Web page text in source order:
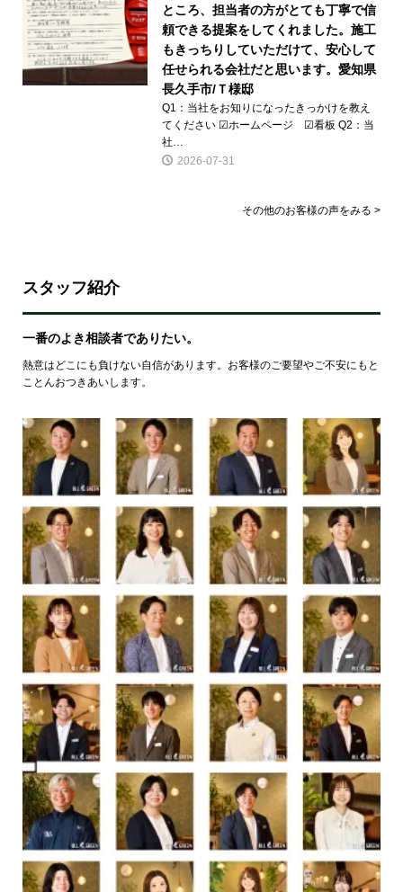
ところ、担当者の方がとても丁寧で信
頼できる提案をしてくれました。施工
もきっちりしていただけて、安心して
任せられる会社だと思います。愛知県
長久手市/Ｔ様邸
Q1：当社をお知りになったきっかけを教え
てください ☑ホームページ ☑看板 Q2：当
社…
2026-07-31
その他のお客様の声をみる >
スタッフ紹介
一番のよき相談者でありたい。
熱意はどこにも負けない自信があります。お客様のご要望やご不安にもと
ことんおつきあいします。